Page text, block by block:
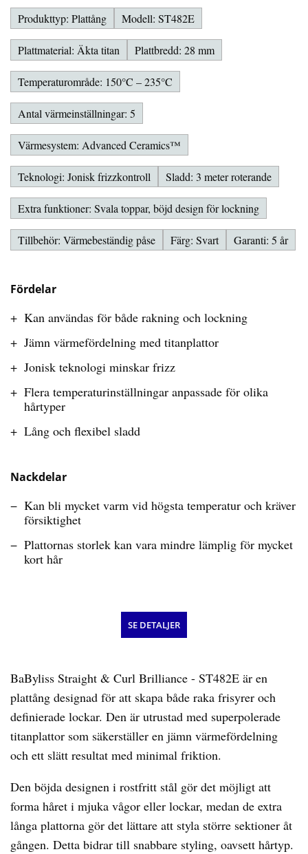
BaByliss Straight & Curl Brilliance - ST482E är en
plattång designad för att skapa både raka frisyrer och
definierade lockar. Den är utrustad med superpolerade
titanplattor som säkerställer en jämn värmefördelning
och ett slätt resultat med minimal friktion.
Den böjda designen i rostfritt stål gör det möjligt att
forma håret i mjuka vågor eller lockar, medan de extra
långa plattorna gör det lättare att styla större sektioner åt
gången. Detta bidrar till snabbare styling, oavsett hårtyp.
Fördelar
Kan användas för både rakning och lockning
Jämn värmefördelning med titanplattor
Jonisk teknologi minskar frizz
Flera temperaturinställningar anpassade för olika
hårtyper
Lång och flexibel sladd
Nackdelar
Kan bli mycket varm vid högsta temperatur och kräver
försiktighet
Plattornas storlek kan vara mindre lämplig för mycket
kort hår
Produkttyp: Plattång Modell: ST482E
Plattmaterial: Äkta titan Plattbredd: 28 mm
Temperaturområde: 150°C – 235°C
Antal värmeinställningar: 5
Värmesystem: Advanced Ceramics™
Teknologi: Jonisk frizzkontroll Sladd: 3 meter roterande
Extra funktioner: Svala toppar, böjd design för lockning
Tillbehör: Värmebeständig påse Färg: Svart Garanti: 5 år
SE DETALJER